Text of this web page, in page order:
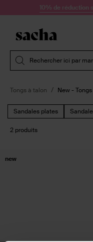
Passer au contenu
10% de réduction
Rechercher ici par
Tongs à talon New -
Sandales plates
2 produits
new